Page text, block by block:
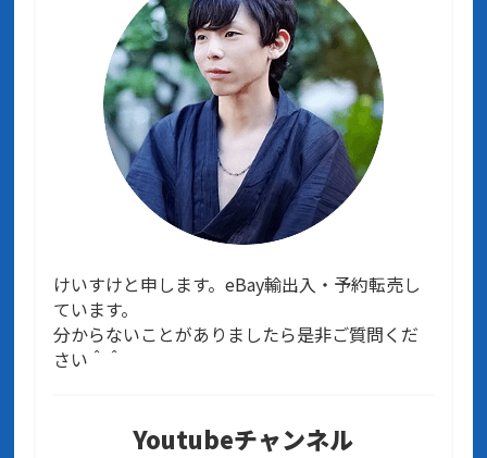
けいすけと申します。eBay輸出入・予約転売し
ています。
分からないことがありましたら是非ご質問くだ
さい＾＾
Youtubeチャンネル